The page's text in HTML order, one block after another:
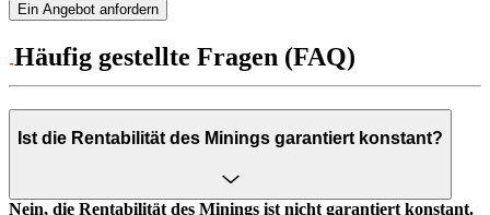
Ein Angebot anfordern
Häufig gestellte Fragen (FAQ)
Ist die Rentabilität des Minings garantiert konstant?
Nein, die Rentabilität des Minings ist nicht garantiert konstant.